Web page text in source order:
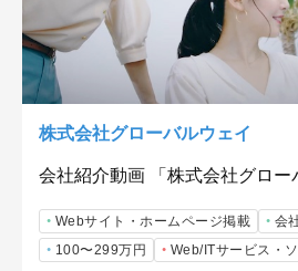
株式会社グローバルウェイ
会社紹介動画 「株式会社グロー
Webサイト・ホームページ掲載 会
100〜299万円
Web/ITサービス・